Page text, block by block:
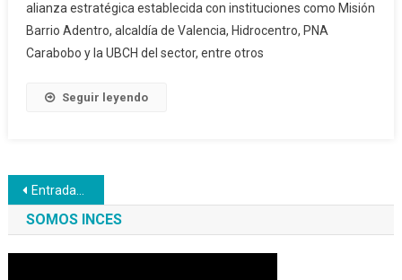
alianza estratégica establecida con instituciones como Misión
Barrio Adentro, alcaldía de Valencia, Hidrocentro, PNA
Carabobo y la UBCH del sector, entre otros
Seguir leyendo
Navegación
de
entradas
Entradas anteriores
SOMOS INCES